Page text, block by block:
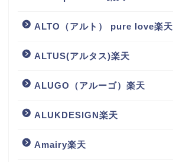
ALTO（アルト） pure love楽天
ALTUS(アルタス)楽天
ALUGO（アルーゴ）楽天
ALUKDESIGN楽天
Amairy楽天